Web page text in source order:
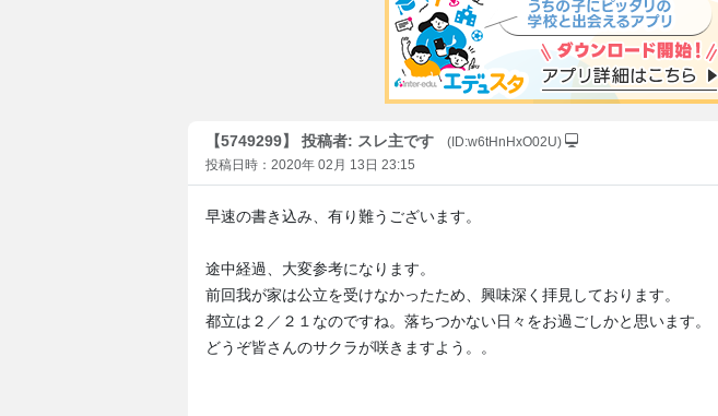
【5749299】 投稿者: スレ主です
(ID:w6tHnHxO02U)
投稿日時：2020年 02月 13日 23:15
早速の書き込み、有り難うございます。
途中経過、大変参考になります。
前回我が家は公立を受けなかったため、興味深く拝見しております。
都立は２／２１なのですね。落ちつかない日々をお過ごしかと思います。
どうぞ皆さんのサクラが咲きますよう。。